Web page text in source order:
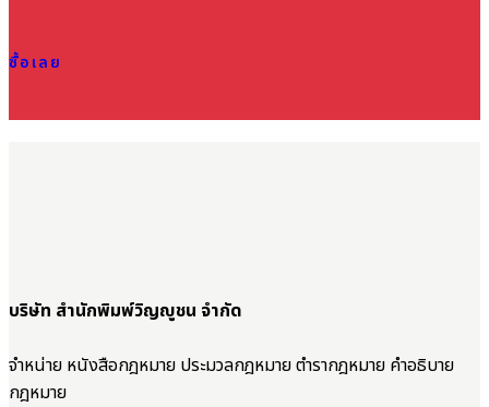
ซื้อเลย
บริษัท สำนักพิมพ์วิญญูชน จำกัด
จำหน่าย หนังสือกฎหมาย ประมวลกฎหมาย ตำรากฎหมาย คำอธิบาย
กฎหมาย